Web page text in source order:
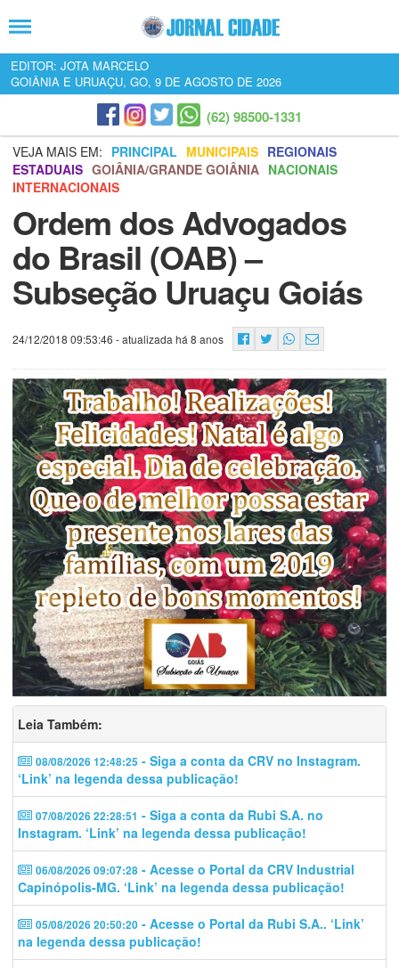
EDITOR: JOTA MARCELO
GOIÂNIA E URUAÇU, GO, 9 DE AGOSTO DE 2026
(62) 98500-1331
VEJA MAIS EM: PRINCIPAL MUNICIPAIS REGIONAIS
ESTADUAIS GOIÂNIA/GRANDE GOIÂNIA NACIONAIS
INTERNACIONAIS
Ordem dos Advogados
do Brasil (OAB) –
Subseção Uruaçu Goiás
24/12/2018 09:53:46 - atualizada há 8 anos
Leia Também:
08/08/2026 12:48:25 - Siga a conta da CRV no Instagram.
‘Link’ na legenda dessa publicação!
07/08/2026 22:28:51 - Siga a conta da Rubi S.A. no
Instagram. ‘Link’ na legenda dessa publicação!
06/08/2026 09:07:28 - Acesse o Portal da CRV Industrial
Capinópolis-MG. ‘Link’ na legenda dessa publicação!
05/08/2026 20:50:20 - Acesse o Portal da Rubi S.A.. ‘Link’
na legenda dessa publicação!